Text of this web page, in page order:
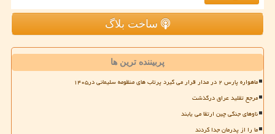
ساخت بلاگ
پربیننده ترین ها
ماهواره پارس ۲ در مدار قرار می گیرد پرتاب های منظومه سلیمانی در۱۴۰۵
مرجع تقلید عراق درگذشت
ناوهای جنگی چین ارتقا می یابند
ما را از پدرمان جدا کردند